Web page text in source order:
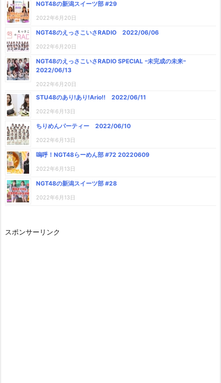
NGT48の新潟スイーツ部 #29
2022年6月20日
NGT48のえっさこいさRADIO 2022/06/06
2022年6月20日
NGT48のえっさこいさRADIO SPECIAL ｰ未完成の未来ｰ
2022/06/13
2022年6月20日
STU48のあり!あり!Ario!! 2022/06/11
2022年6月13日
ちりめんパーティー 2022/06/10
2022年6月13日
嗚呼！NGT48らーめん部 #72 20220609
2022年6月13日
NGT48の新潟スイーツ部 #28
2022年6月13日
スポンサーリンク